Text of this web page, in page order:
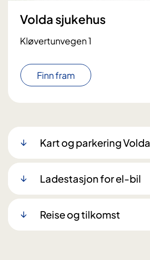
Volda sjukehus
Kløvertunvegen 1
Finn fram
Kart og parkering
Ladestasjon for el-bil
Reise og tilkomst